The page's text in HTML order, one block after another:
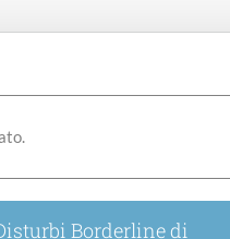
Borderline di